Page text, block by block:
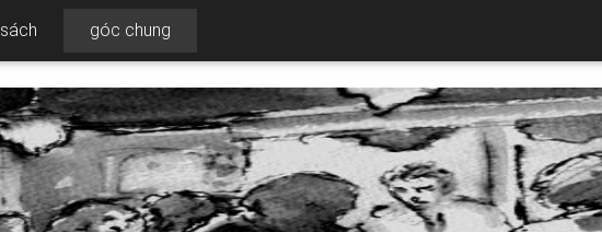
sách góc chung